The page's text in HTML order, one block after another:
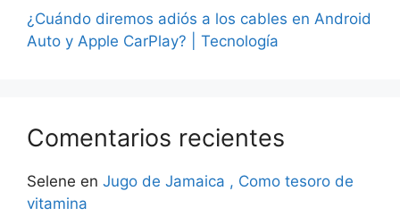
¿Cuándo diremos adiós a los cables en Android
Auto y Apple CarPlay? | Tecnología
Comentarios recientes
Selene en Jugo de Jamaica , Como tesoro de
vitamina